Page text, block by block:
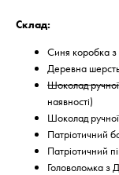
Склад:
Синя коробка з
Деревна
Шоколад
наявності)
Шоколад
Патріотичний
Патріотичний
Головоломка з